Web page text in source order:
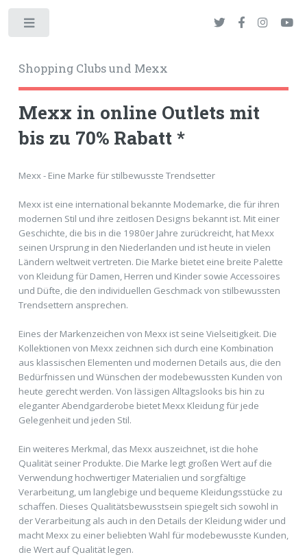
Shopping Clubs und Mexx
Mexx in online Outlets mit
bis zu 70% Rabatt *
Mexx - Eine Marke für stilbewusste Trendsetter
Mexx ist eine international bekannte Modemarke, die für ihren
modernen Stil und ihre zeitlosen Designs bekannt ist. Mit einer
Geschichte, die bis in die 1980er Jahre zurückreicht, hat Mexx
seinen Ursprung in den Niederlanden und ist heute in vielen
Ländern weltweit vertreten. Die Marke bietet eine breite Palette
von Kleidung für Damen, Herren und Kinder sowie Accessoires
und Düfte, die den individuellen Geschmack von stilbewussten
Trendsettern ansprechen.
Eines der Markenzeichen von Mexx ist seine Vielseitigkeit. Die
Kollektionen von Mexx zeichnen sich durch eine Kombination
aus klassischen Elementen und modernen Details aus, die den
Bedürfnissen und Wünschen der modebewussten Kunden von
heute gerecht werden. Von lässigen Alltagslooks bis hin zu
eleganter Abendgarderobe bietet Mexx Kleidung für jede
Gelegenheit und jeden Stil.
Ein weiteres Merkmal, das Mexx auszeichnet, ist die hohe
Qualität seiner Produkte. Die Marke legt großen Wert auf die
Verwendung hochwertiger Materialien und sorgfältige
Verarbeitung, um langlebige und bequeme Kleidungsstücke zu
schaffen. Dieses Qualitätsbewusstsein spiegelt sich sowohl in
der Verarbeitung als auch in den Details der Kleidung wider und
macht Mexx zu einer beliebten Wahl für modebewusste Kunden,
die Wert auf Qualität legen.